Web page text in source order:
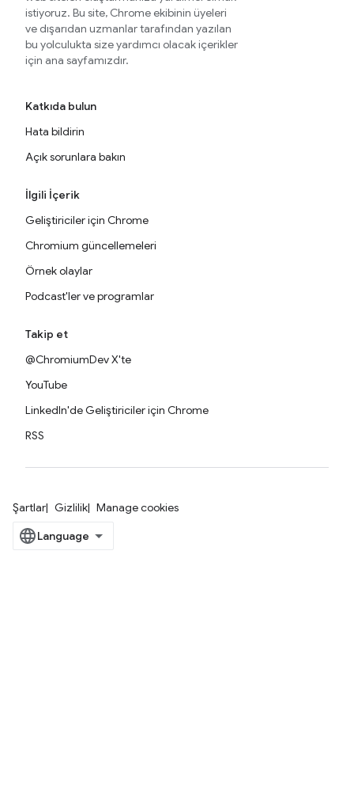
istiyoruz. Bu site, Chrome ekibinin üyeleri
ve dışarıdan uzmanlar tarafından yazılan
bu yolculukta size yardımcı olacak içerikler
için ana sayfamızdır.
Katkıda bulun
Hata bildirin
Açık sorunlara bakın
İlgili İçerik
Geliştiriciler için Chrome
Chromium güncellemeleri
Örnek olaylar
Podcast'ler ve programlar
Takip et
@ChromiumDev X'te
YouTube
LinkedIn'de Geliştiriciler için Chrome
RSS
Şartlar Gizlilik Manage cookies